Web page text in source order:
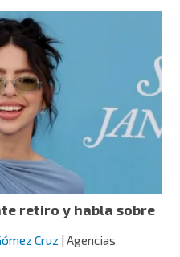
retiro y habla sobre
Cruz | Agencias